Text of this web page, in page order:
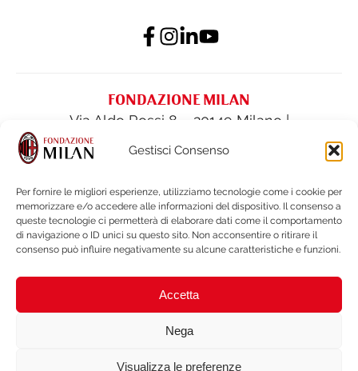
Gestisci Consenso
Per fornire le migliori esperienze, utilizziamo tecnologie come i cookie per
memorizzare e/o accedere alle informazioni del dispositivo. Il consenso a
queste tecnologie ci permetterà di elaborare dati come il comportamento
di navigazione o ID unici su questo sito. Non acconsentire o ritirare il
consenso può influire negativamente su alcune caratteristiche e funzioni.
Accetta
Nega
Visualizza le preferenze
FONDAZIONE MILAN
Via Aldo Rossi 8 – 20149 Milano |
fondazione@acmilan.com
62284522
PRIVACY POLICY
COOKIE POLICY
FINANCIAL STATEMENTS & DOCUMENTS
LEGAL NOTES & WHISTLEBLOWING
BRAND PROTECTION
ACCESSIBILITY